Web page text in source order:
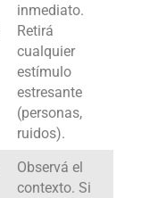
inmediato.
Retirá
cualquier
estímulo
estresante
(personas,
ruidos).
Observá el
contexto. Si